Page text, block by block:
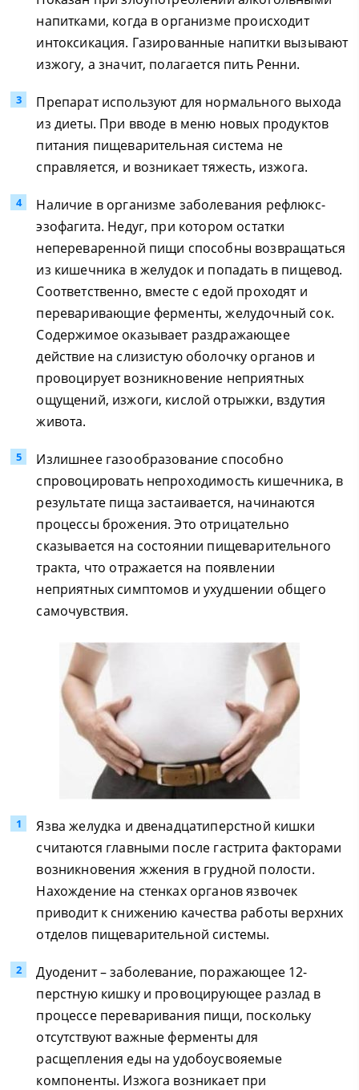
напитками, когда в организме происходит
интоксикация. Газированные напитки вызывают
изжогу, а значит, полагается пить Ренни.
Препарат используют для нормального выхода
из диеты. При вводе в меню новых продуктов
питания пищеварительная система не
справляется, и возникает тяжесть, изжога.
Наличие в организме заболевания рефлюкс-
эзофагита. Недуг, при котором остатки
непереваренной пищи способны возвращаться
из кишечника в желудок и попадать в пищевод.
Соответственно, вместе с едой проходят и
переваривающие ферменты, желудочный сок.
Содержимое оказывает раздражающее
действие на слизистую оболочку органов и
провоцирует возникновение неприятных
ощущений, изжоги, кислой отрыжки, вздутия
живота.
Излишнее газообразование способно
спровоцировать непроходимость кишечника, в
результате пища застаивается, начинаются
процессы брожения. Это отрицательно
сказывается на состоянии пищеварительного
тракта, что отражается на появлении
неприятных симптомов и ухудшении общего
самочувствия.
Язва желудка и двенадцатиперстной кишки
считаются главными после гастрита факторами
возникновения жжения в грудной полости.
Нахождение на стенках органов язвочек
приводит к снижению качества работы верхних
отделов пищеварительной системы.
Дуоденит – заболевание, поражающее 12-
перстную кишку и провоцирующее разлад в
процессе переваривания пищи, поскольку
отсутствуют важные ферменты для
расщепления еды на удобоусвояемые
компоненты. Изжога возникает при